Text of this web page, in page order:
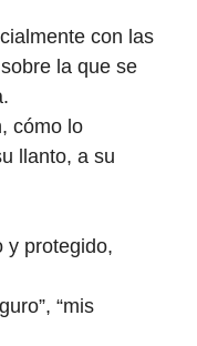
con las
la que se
cómo lo
llanto, a su
y protegido,
“mis